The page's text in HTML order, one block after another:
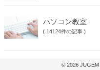
パソコン教室
( 14124件の記事 )
© 2026 JUGEM